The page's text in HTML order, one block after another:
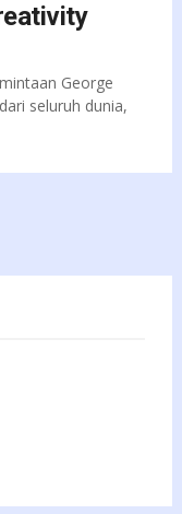
George
seluruh dunia,